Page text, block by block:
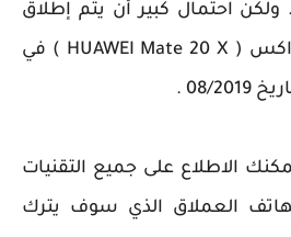
احتمال كبير أن يتم إطلاق
هاتف هواوي ميت 20 اكس ( HUAWEI Mate 20 X ) في
.
الاطلاع على جميع التقنيات
العملاق الذي سوف يترك